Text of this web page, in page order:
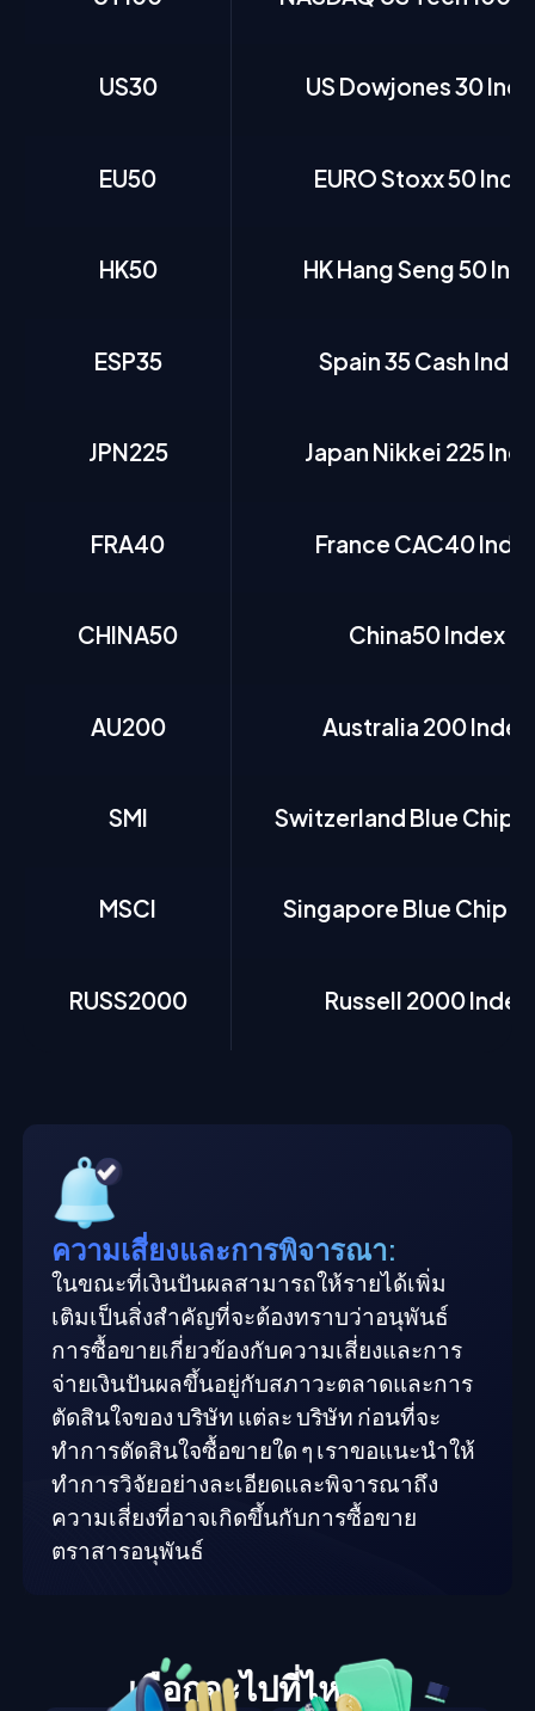
US30
EU50
HK50
ESP35
JPN225
FRA40
CHINA50
AU200
SMI
MSCI
RUSS2000
US Dowjones 30
EURO Stoxx 50
HK Hang Seng 50
Spain 35 Cash Index
Japan Nikkei 225
France CAC40
China50 Index
Australia 200 Index
Switzerland Blue Chip
Singapore Blue Chip
Russell 2000 Index
ความเสี่ยงและการพิจารณา:
ในขณะที่เงินปันผลสามารถให้รายได้เพิ่ม
เติมเป็นสิ่งสำคัญที่จะต้องทราบว่าอนุพันธ์
การซื้อขายเกี่ยวข้องกับความเสี่ยงและการ
จ่ายเงินปันผลขึ้นอยู่กับสภาวะตลาดและการ
ตัดสินใจของ บริษัท แต่ละ บริษัท ก่อนที่จะ
ทำการตัดสินใจซื้อขายใด ๆ เราขอแนะนำให้
ทำการวิจัยอย่างละเอียดและพิจารณาถึง
ความเสี่ยงที่อาจเกิดขึ้นกับการซื้อขาย
ตราสารอนุพันธ์
เลือกจะไปที่ไหนต่อ